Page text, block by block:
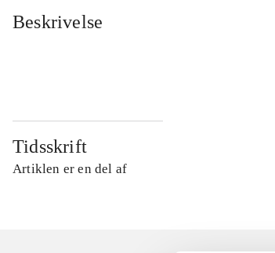
Beskrivelse
Tidsskrift
Artiklen er en del af